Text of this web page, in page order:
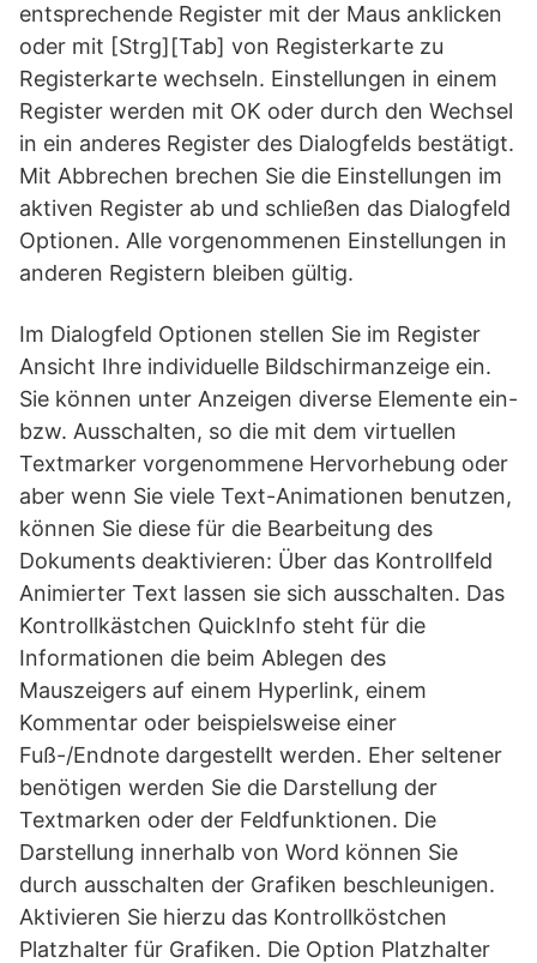
entsprechende Register mit der Maus anklicken
oder mit [Strg][Tab] von Registerkarte zu
Registerkarte wechseln. Einstellungen in einem
Register werden mit OK oder durch den Wechsel
in ein anderes Register des Dialogfelds bestätigt.
Mit Abbrechen brechen Sie die Einstellungen im
aktiven Register ab und schließen das Dialogfeld
Optionen. Alle vorgenommenen Einstellungen in
anderen Registern bleiben gültig.
Im Dialogfeld Optionen stellen Sie im Register
Ansicht Ihre individuelle Bildschirmanzeige ein.
Sie können unter Anzeigen diverse Elemente ein-
bzw. Ausschalten, so die mit dem virtuellen
Textmarker vorgenommene Hervorhebung oder
aber wenn Sie viele Text-Animationen benutzen,
können Sie diese für die Bearbeitung des
Dokuments deaktivieren: Über das Kontrollfeld
Animierter Text lassen sie sich ausschalten. Das
Kontrollkästchen QuickInfo steht für die
Informationen die beim Ablegen des
Mauszeigers auf einem Hyperlink, einem
Kommentar oder beispielsweise einer
Fuß-/Endnote dargestellt werden. Eher seltener
benötigen werden Sie die Darstellung der
Textmarken oder der Feldfunktionen. Die
Darstellung innerhalb von Word können Sie
durch ausschalten der Grafiken beschleunigen.
Aktivieren Sie hierzu das Kontrollköstchen
Platzhalter für Grafiken. Die Option Platzhalter